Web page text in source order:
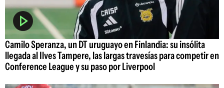
Camilo Speranza, un DT uruguayo en Finlandia: su insólita
llegada al Ilves Tampere, las largas travesías para competir en
Conference League y su paso por Liverpool